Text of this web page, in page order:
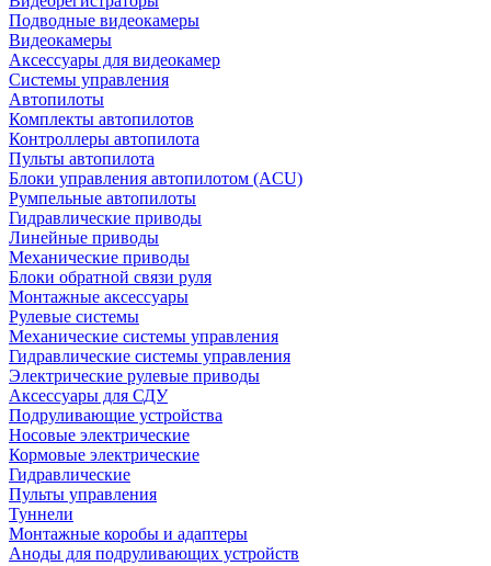
Подводные видеокамеры
Видеокамеры
Аксессуары для видеокамер
Системы управления
Автопилоты
Комплекты автопилотов
Контроллеры автопилота
Пульты автопилота
Блоки управления автопилотом (ACU)
Румпельные автопилоты
Гидравлические приводы
Линейные приводы
Механические приводы
Блоки обратной связи руля
Монтажные аксессуары
Рулевые системы
Механические системы управления
Гидравлические системы управления
Электрические рулевые приводы
Аксессуары для СДУ
Подруливающие устройства
Носовые электрические
Кормовые электрические
Гидравлические
Пульты управления
Туннели
Монтажные коробы и адаптеры
Аноды для подруливающих устройств